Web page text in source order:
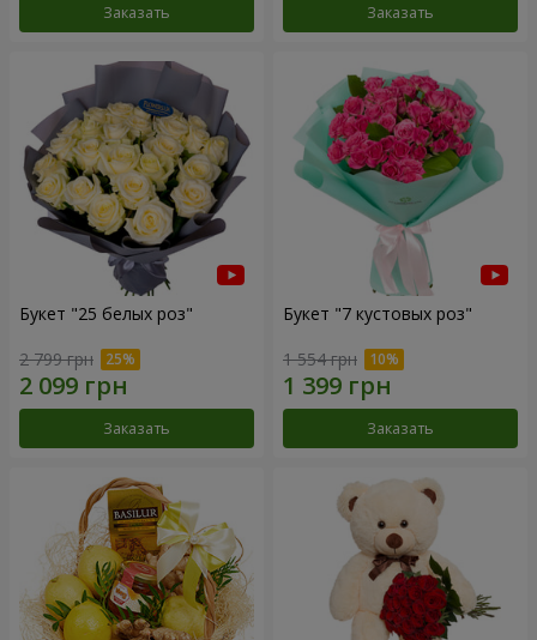
Заказать Заказать
Букет "25 белых роз"
2 799 грн
Заказать
Букет "7 кустовых роз"
1 554 грн
Заказать